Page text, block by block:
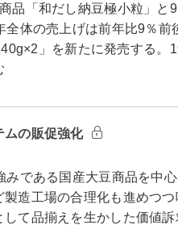
品「和だし納豆極小粒」と
全体の売上げは前年比9％前
」を新たに発売する。
の販促強化
である国産大豆商品を中
造工場の合理化も進めつつ
て品揃えを生かした価値